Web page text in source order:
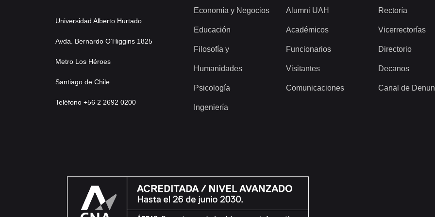
Universidad Alberto Hurtado
Avda. Bernardo O’Higgins 1825
Metro Los Héroes
Santiago de Chile
Teléfono +56 2 2692 0200
Economía y Negocios
Educación
Filosofía y
Humanidades
Psicología
Ingeniería
Alumni UAH
Académicos
Funcionarios
Visitantes
Comunicaciones
Rectoría
Vicerrectorías
Directorio
Decanos
Canal de